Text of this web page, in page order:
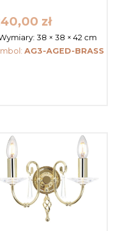
zł
38 × 38 × 42 cm
AG3-AGED-BRASS